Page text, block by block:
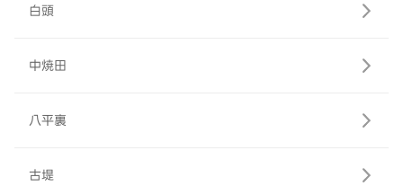
白頭
中焼田
八平裏
古堤